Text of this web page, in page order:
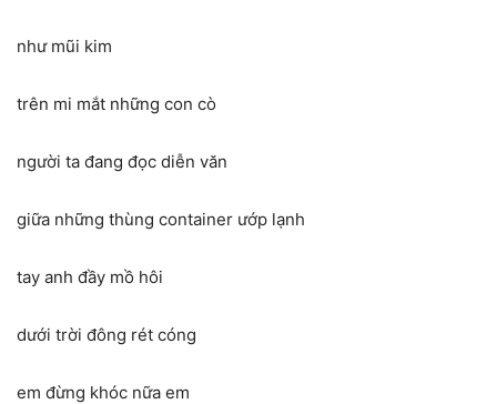
như mũi kim
trên mi mắt những con cò
người ta đang đọc diễn văn
giữa những thùng container ướp lạnh
tay anh đầy mồ hôi
dưới trời đông rét cóng
em đừng khóc nữa em